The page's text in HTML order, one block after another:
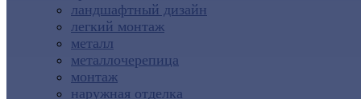
ландшафтный дизайн
легкий монтаж
металл
металлочерепица
монтаж
наружная отделка